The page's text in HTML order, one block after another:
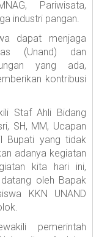
Pariwisata,
industri pangan.
dapat menjaga
(Unand) dan
yang ada,
kontribusi
Staf Ahli Bidang
SH, MM, Ucapan
Bupati yang tidak
adanya kegiatan
kita hari ini,
oleh Bapak
KKN UNAND
pemerintah